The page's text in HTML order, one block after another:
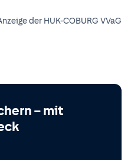
der HUK-COBURG VVaG
– mit